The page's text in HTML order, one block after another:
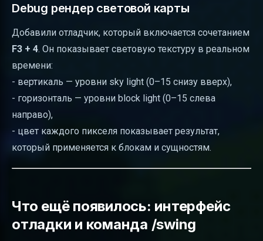
Debug рендер световой карты
Добавили отладчик, который включается сочетанием
F3 + 4. Он показывает световую текстуру в реальном
времени:
- вертикаль — уровни sky light (0–15 снизу вверх),
- горизонталь — уровни block light (0–15 слева
направо),
- цвет каждого пикселя показывает результат,
который применяется к блокам и сущностям.
Что ещё появилось: интерфейс
отладки и команда /swing